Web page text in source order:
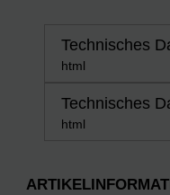
Technisches
html
Technisches
html